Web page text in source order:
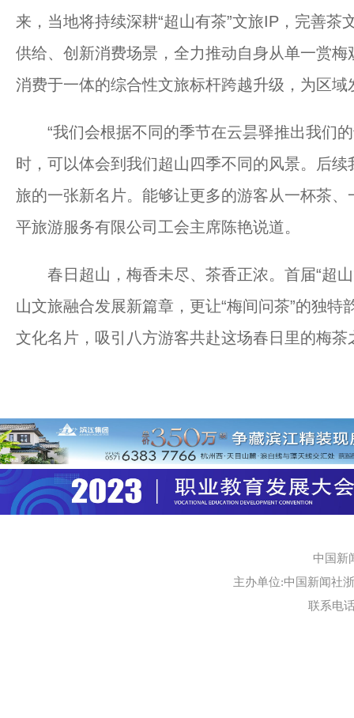
来，当地将持续深耕“超山有茶”文旅IP，完善
供给、创新消费场景，全力推动自身从单一赏
消费于一体的综合性文旅标杆跨越升级，为区域
“我们会根据不同的季节在云昙驿推出我们的
时，可以体会到我们超山四季不同的风景。后续
旅的一张新名片。能够让更多的游客从一杯茶
平旅游服务有限公司工会主席陈艳说道。
春日超山，梅香未尽、茶香正浓。首届“超山
山文旅融合发展新篇章，更让“梅间问茶”的独
文化名片，吸引八方游客共赴这场春日里的梅茶
中国新
主办单位:中国新闻社
联系电